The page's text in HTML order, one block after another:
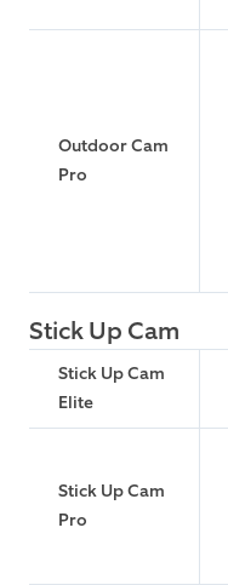
Outdoor Cam
Pro
Stick Up Cam
Stick Up Cam
Elite
Stick Up Cam
Pro